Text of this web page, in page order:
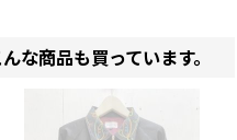
な商品も買っています。